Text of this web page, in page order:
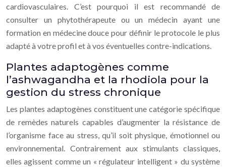
cardiovasculaires. C’est pourquoi il est recommandé de
consulter un phytothérapeute ou un médecin ayant une
formation en médecine douce pour définir le protocole le plus
adapté à votre profil et à vos éventuelles contre-indications.
Plantes adaptogènes comme
l’ashwagandha et la rhodiola pour la
gestion du stress chronique
Les plantes adaptogènes constituent une catégorie spécifique
de remèdes naturels capables d’augmenter la résistance de
l’organisme face au stress, qu’il soit physique, émotionnel ou
environnemental. Contrairement aux stimulants classiques,
elles agissent comme un « régulateur intelligent » du système